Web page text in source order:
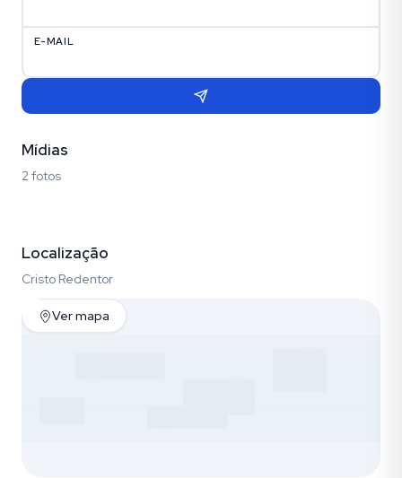
E-MAIL
Mídias
2 fotos
Localização
Cristo Redentor
Ver mapa